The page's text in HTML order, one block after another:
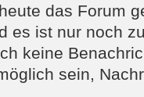
das Forum
es ist nur noch
keine
sein,